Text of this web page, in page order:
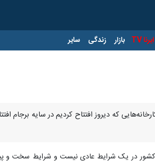
ایرنا TV بازار زندگی سایر
که دیروز افتتاح کردیم در سایه برجام
در یک شرایط عادی نیست و شرایط سخت و